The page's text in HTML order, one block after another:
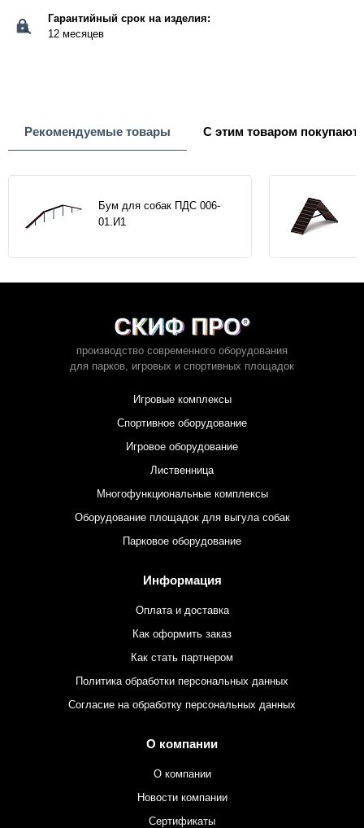
Гарантийный срок на изделия:
12 месяцев
Рекомендуемые товары С этим товаром покупают
Бум для собак ПДС 006-
01.И1
производство современного оборудования
для парков, игровых и спортивных площадок
Игровые комплексы
Спортивное оборудование
Игровое оборудование
Лиственница
Многофункциональные комплексы
Оборудование площадок для выгула собак
Парковое оборудование
Информация
Оплата и доставка
Как оформить заказ
Как стать партнером
Политика обработки персональных данных
Согласие на обработку персональных данных
О компании
О компании
Новости компании
Сертификаты